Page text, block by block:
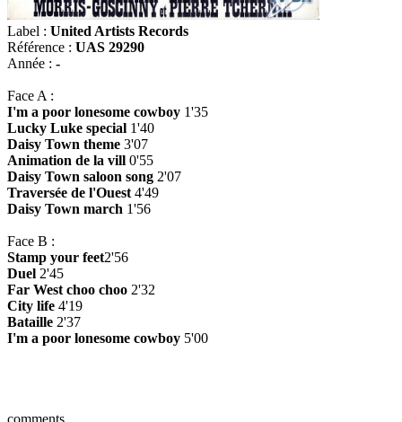
Label : United Artists Records
Référence : UAS 29290
Année : -
Face A :
I'm a poor lonesome cowboy 1'35
Lucky Luke special 1'40
Daisy Town theme 3'07
Animation de la vill 0'55
Daisy Town saloon song 2'07
Traversée de l'Ouest 4'49
Daisy Town march 1'56
Face B :
Stamp your feet2'56
Duel 2'45
Far West choo choo 2'32
City life 4'19
Bataille 2'37
I'm a poor lonesome cowboy 5'00
comments